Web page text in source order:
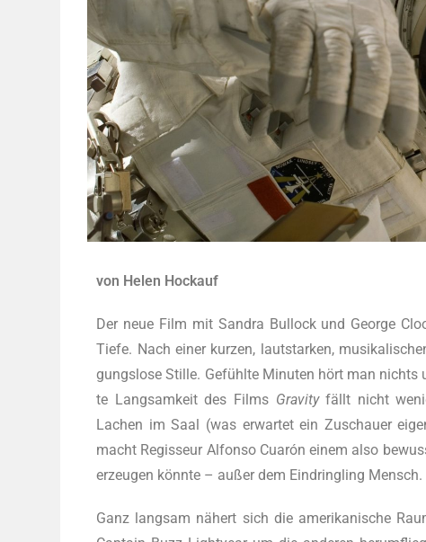
von Helen Hockauf
Der neue Film mit San­dra Bul­lock und Geor­ge
Tie­fe. Nach einer kur­zen, laut­star­ken,
gungs­lo­se Stil­le. Gefühl­te Minu­ten hört man nichts
te Lang­sam­keit des Films Gra­vi­tyfällt nicht
Lachen im Saal (was erwar­tet ein Zuschau­er
macht Regis­seur Alfon­so Cuarón einem also
erzeu­gen könn­te – außer dem Ein­dring­ling Mensch.
Ganz lang­sam nähert sich die ame­ri­ka­ni­sche